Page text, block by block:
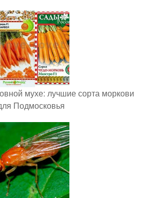
мухе: лучшие сорта моркови
Подмосковья